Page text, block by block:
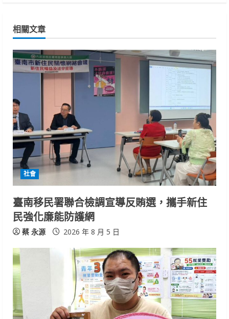
u
e
R
e
a
d
i
n
g
相關文章
社會
臺南移民署聯合檢調宣導反賄選，攜手新住
民強化廉能防護網
蔡 永源 2026 年 8 月 5 日